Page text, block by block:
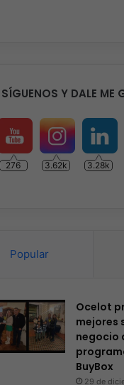
SÍGUENOS Y DALE ME
276 3.62k 3.28k
Popular
Ocelot
mejores
negocio
BuyBox
29 de